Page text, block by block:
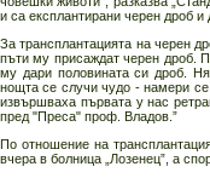
и са експлантирани черен дроб и
За трансплантацията на черен
пъти му присаждат черен дроб.
му дари половината си дроб.
нощта се случи чудо - намери
извършваха първата у нас
пред "Преса" проф. Владов.”
По отношение на
вчера в болница „Лозенец”, а